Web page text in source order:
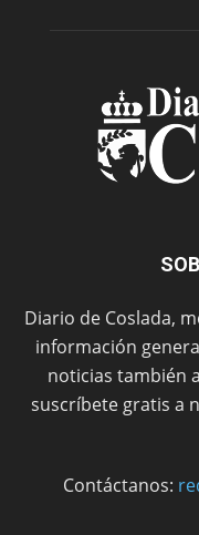
Diario de Coslada,
información
noticias también
suscríbete gratis a
Contáctanos: